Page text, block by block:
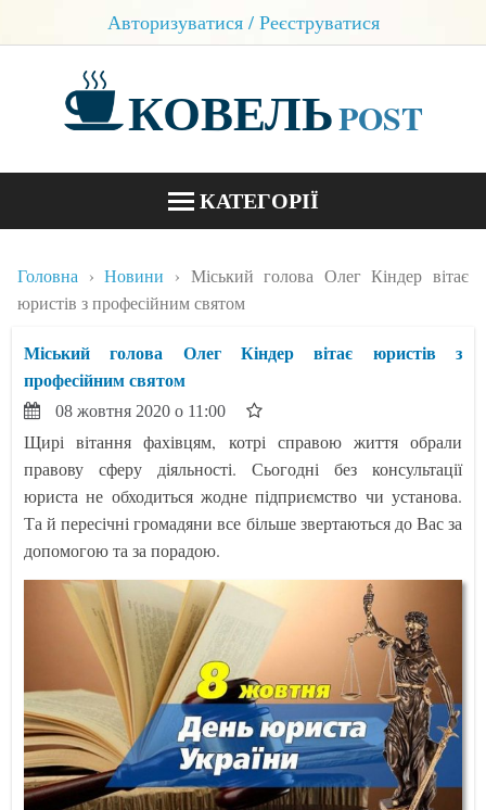
Авторизуватися / Реєструватися
КОВЕЛЬPOST
КАТЕГОРІЇ
БЛОГИ
КОНТАКТИ
Головна Новини
Міський голова Олег Кіндер вітає
юристів з професійним святом
Міський голова Олег Кіндер вітає юристів з
професійним святом
08 жовтня 2020 о 11:00
Щирі вітання фахівцям, котрі справою життя обрали
правову сферу діяльності. Сьогодні без консультації
юриста не обходиться жодне підприємство чи установа.
Та й пересічні громадяни все більше звертаються до Вас за
допомогою та за порадою.